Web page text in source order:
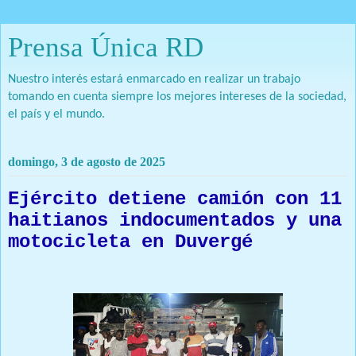
Prensa Única RD
Nuestro interés estará enmarcado en realizar un trabajo
tomando en cuenta siempre los mejores intereses de la sociedad,
el país y el mundo.
domingo, 3 de agosto de 2025
Ejército detiene camión con 11
haitianos indocumentados y una
motocicleta en Duvergé